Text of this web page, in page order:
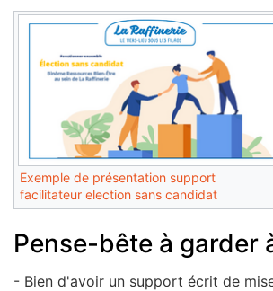
Exemple de présentation support
facilitateur election sans candidat
Pense-bête à garder
- Bien d'avoir un support écrit de